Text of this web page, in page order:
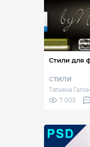
Стили для
СТИЛИ
Татьяна
7 003